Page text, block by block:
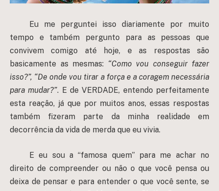
Eu me perguntei isso diariamente por muito
tempo e também pergunto para as pessoas que
convivem comigo até hoje, e as respostas são
basicamente as mesmas: “Como vou conseguir fazer
isso?”, “De onde vou tirar a força e a coragem necessária
para mudar?”. E de VERDADE, entendo perfeitamente
esta reação, já que por muitos anos, essas respostas
também fizeram parte da minha realidade em
decorrência da vida de merda que eu vivia.
E eu sou a “famosa quem” para me achar no
direito de compreender ou não o que você pensa ou
deixa de pensar e para entender o que você sente, se